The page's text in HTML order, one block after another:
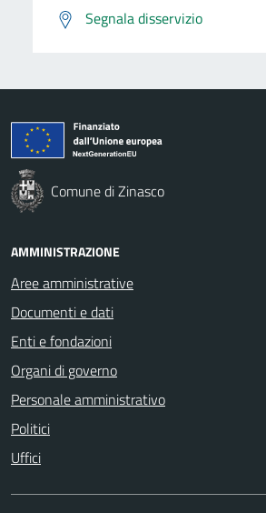
Segnala disservizio
Comune di Zinasco
AMMINISTRAZIONE
Aree amministrative
Documenti e dati
Enti e fondazioni
Organi di governo
Personale amministrativo
Politici
Uffici